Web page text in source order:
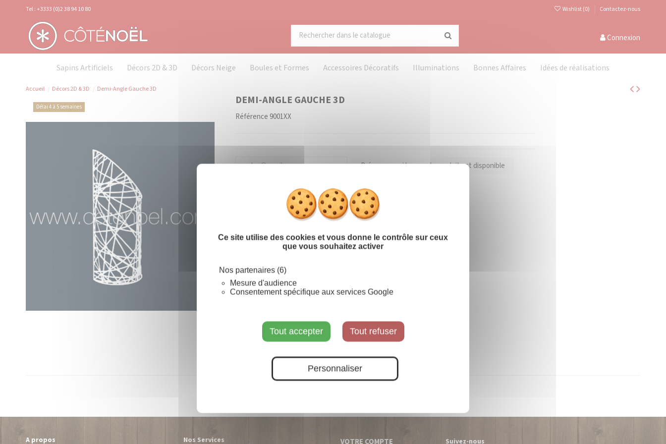
Ce site utilise des cookies et vous donne le contrôle sur ceux
que vous souhaitez activer
Nos partenaires (6)
Mesure d'audience
Consentement spécifique aux services Google
Tout accepter Tout refuser
Personnaliser
Tel : +3333 (0)2 38 94 10 80 Wishlist (0) Contactez-nous
Connexion
Sapins Artificiels Décors 2D & 3D Décors Neige Boules et Formes Accessoires Décoratifs Illuminations Bonnes Affaires Idées de réalisations
Accueil Décors 2D & 3D Demi-Angle Gauche 3D
Délai 4 à 5 semaines
DEMI-ANGLE GAUCHE 3D
Référence 9001XX
Prévenez-moi lorsque le produit est disponible
A propos Nos Services VOTRE COMPTE Suivez-nous